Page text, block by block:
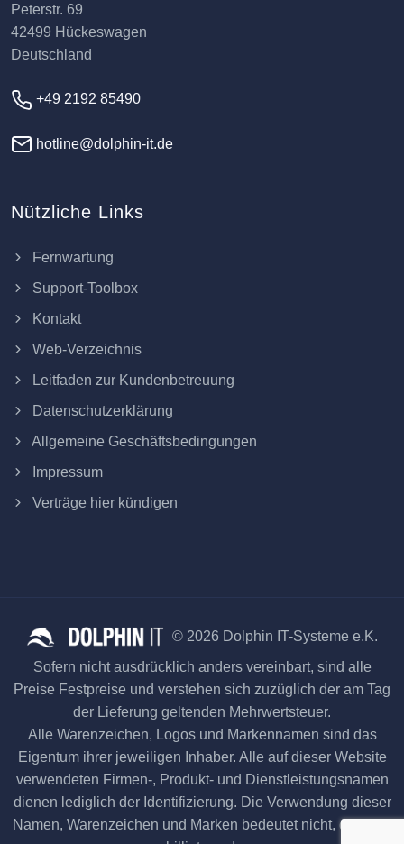
Peterstr. 69
42499 Hückeswagen
Deutschland
+49 2192 85490
hotline@dolphin-it.de
Nützliche Links
Fernwartung
Support-Toolbox
Kontakt
Web-Verzeichnis
Leitfaden zur Kundenbetreuung
Datenschutzerklärung
Allgemeine Geschäftsbedingungen
Impressum
Verträge hier kündigen
© 2026 Dolphin IT-Systeme e.K.
Sofern nicht ausdrücklich anders vereinbart, sind alle
Preise Festpreise und verstehen sich zuzüglich der am Tag
der Lieferung geltenden Mehrwertsteuer.
Alle Warenzeichen, Logos und Markennamen sind das
Eigentum ihrer jeweiligen Inhaber. Alle auf dieser Website
verwendeten Firmen-, Produkt- und Dienstleistungsnamen
dienen lediglich der Identifizierung. Die Verwendung dieser
Namen, Warenzeichen und Marken bedeutet nicht, dass sie